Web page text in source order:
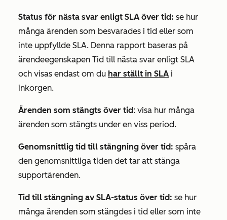
Status för nästa svar enligt SLA över tid: se hur
många ärenden som besvarades i tid eller som
inte uppfyllde SLA. Denna rapport baseras på
ärendeegenskapen Tid till nästa svar enligt SLA
och visas endast om du har ställt in SLA i
inkorgen.
Ärenden som stängts över tid: visa hur många
ärenden som stängts under en viss period.
Genomsnittlig tid till stängning över tid: spåra
den genomsnittliga tiden det tar att stänga
supportärenden.
Tid till stängning av SLA-status över tid: se hur
många ärenden som stängdes i tid eller som inte